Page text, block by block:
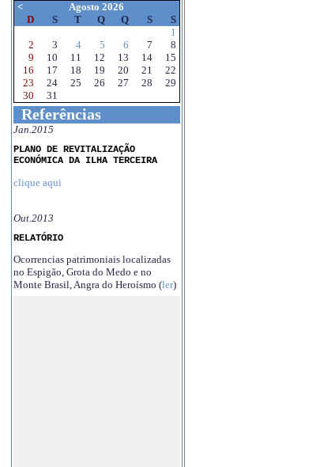
<
Agosto 2026
D
S T Q Q S
S
1
2
3 4 5 6 7
8
9
10 11 12 13 14
15
16
17 18 19 20 21
22
23
24 25 26 27 28
29
30
31
Referências
Jan.2015
PLANO DE REVITALIZAÇÃO
ECONÓMICA DA ILHA TERCEIRA
clique aqui
Out.2013
RELATÓRIO
Ocorrencias patrimoniais localizadas
no Espigão, Grota do Medo e no
Monte Brasil, Angra do Heroísmo (ler)